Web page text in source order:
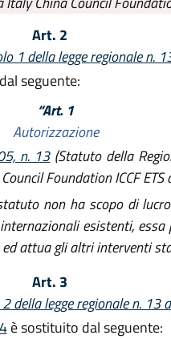
Art. 2
1 della legge regionale n.
seguente:
“Art. 1
Autorizzazione
n. 13(Statuto della
Foundation ICCF
non ha scopo di
esistenti, essa
attua gli altri interventi
Art. 3
della legge regionale n. 13
è sostituito dal seguente: